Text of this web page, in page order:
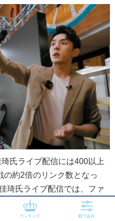
氏ライブ配信には400以上
約2倍のリンク数となっ
琦氏ライブ配信では、ファ
行/百元(低価格)特集/地元お
20近いライブ放送が行われ
ランキング 絞り込み